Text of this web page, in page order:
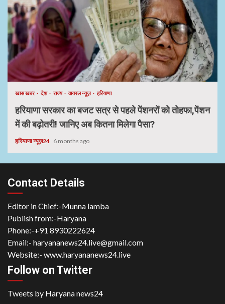
खास खबर देश राज्य वायरल न्यूज़ हरियाणा
हरियाणा सरकार का बजट सत्र से पहले पेंशनरों को तोहफा,पेंशन
में की बढ़ोतरी! जानिए अब कितना मिलेगा पैसा?
हरियाणा न्यूज़24 6 months ago
Contact Details
Editor in Chief:-Munna lamba
Publish from:-Haryana
Phone:-+91 8930222624
Email:- haryananews24.live@gmail.com
Website:- www.haryananews24.live
Follow on Twitter
Tweets by Haryana news24